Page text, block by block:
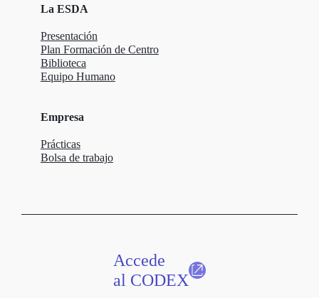
La ESDA
Presentación
Plan Formación de Centro
Biblioteca
Equipo Humano
Empresa
Prácticas
Bolsa de trabajo
Accede
al CODEX